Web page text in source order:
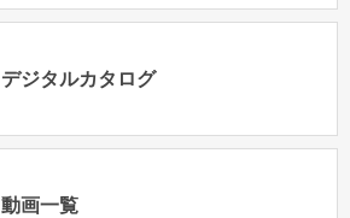
デジタルカタログ
動画一覧